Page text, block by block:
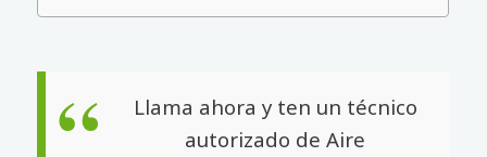
Llama ahora y ten un técnico
autorizado de Aire